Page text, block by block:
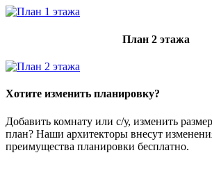
План 2 этажа
Хотите изменить планировку?
Добавить комнату или с/у, изменить
план? Наши архитекторы внесут
преимущества планировки бесплатно.